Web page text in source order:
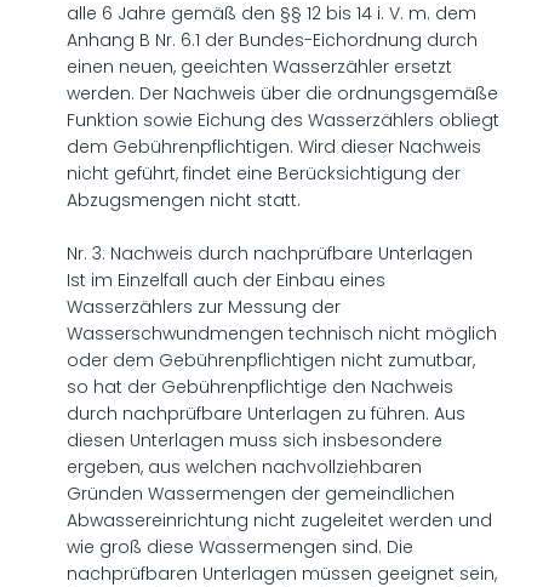
alle 6 Jahre gemäß den §§ 12 bis 14 i. V. m. dem
Anhang B Nr. 6.1 der Bundes-Eichordnung durch
einen neuen, geeichten Wasserzähler ersetzt
werden. Der Nachweis über die ordnungsgemäße
Funktion sowie Eichung des Wasserzählers obliegt
dem Gebührenpflichtigen. Wird dieser Nachweis
nicht geführt, findet eine Berücksichtigung der
Abzugsmengen nicht statt.
Nr. 3: Nachweis durch nachprüfbare Unterlagen
Ist im Einzelfall auch der Einbau eines
Wasserzählers zur Messung der
Wasserschwundmengen technisch nicht möglich
oder dem Gebührenpflichtigen nicht zumutbar,
so hat der Gebührenpflichtige den Nachweis
durch nachprüfbare Unterlagen zu führen. Aus
diesen Unterlagen muss sich insbesondere
ergeben, aus welchen nachvollziehbaren
Gründen Wassermengen der gemeindlichen
Abwassereinrichtung nicht zugeleitet werden und
wie groß diese Wassermengen sind. Die
nachprüfbaren Unterlagen müssen geeignet sein,